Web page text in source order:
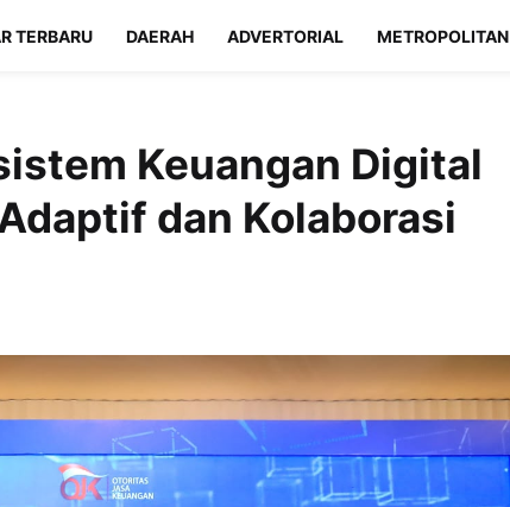
TERBARU DAERAH ADVERTORIAL METROPOLITAN
Keuangan Digital
dan Kolaborasi